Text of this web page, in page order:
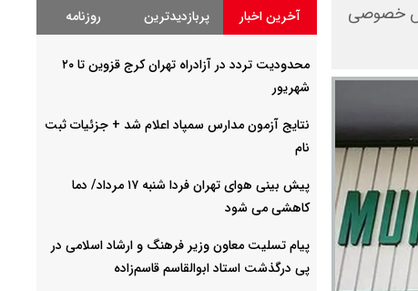
خصوصی
آخرین اخبار پربازدیدترین روزنامه
محدودیت تردد در آزادراه تهران کرج قزوین تا ۲۰
شهریور
نتایج آزمون مدارس سمپاد اعلام شد + جزئیات ثبت
نام
پیش بینی هوای تهران فردا شنبه ۱۷ مرداد/ دما
کاهشی می شود
پیام تسلیت معاون وزیر فرهنگ و ارشاد اسلامی در
پی درگذشت استاد ابوالقاسم قاسم‌زاده